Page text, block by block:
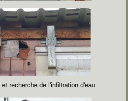
recherche de l'infiltration d'eau